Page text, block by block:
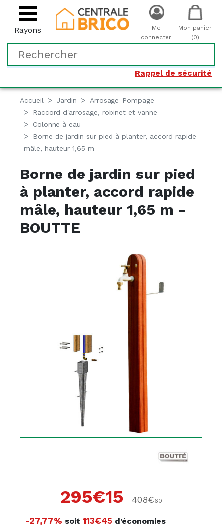
Rayons
Rappel de sécurité
Me
connecter
Mon panier
(0)
Accueil Jardin
Arrosage-Pompage
Raccord d'arrosage, robinet et vanne
Colonne à eau
Borne de jardin sur pied à planter, accord rapide
mâle, hauteur 1,65 m
Borne de jardin sur pied
à planter, accord rapide
mâle, hauteur 1,65 m -
BOUTTE
295€15 408€60
-27,77% soit 113€45 d'économies